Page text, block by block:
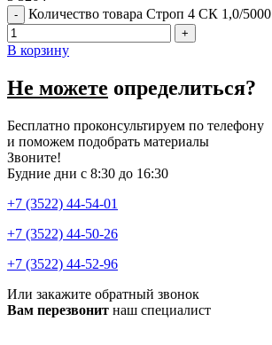
Количество товара Строп 4 СК 1,0/5000
В корзину
Не можете определиться?
Бесплатно проконсультируем по телефону
и поможем подобрать материалы
Звоните!
Будние дни с 8:30 до 16:30
+7 (3522) 44-54-01
+7 (3522) 44-50-26
+7 (3522) 44-52-96
Или закажите обратный звонок
Вам перезвонит наш специалист